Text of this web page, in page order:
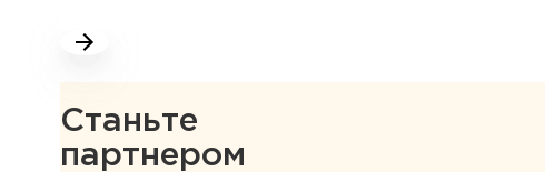
Станьте
партнером